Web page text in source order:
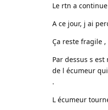
Le rtn a
A ce jour, j ai
Ça reste fragile
Par dessus s
de l écumeur
.
L écumeur